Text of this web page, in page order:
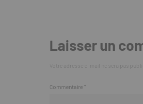
Laisser un
Commentaire *